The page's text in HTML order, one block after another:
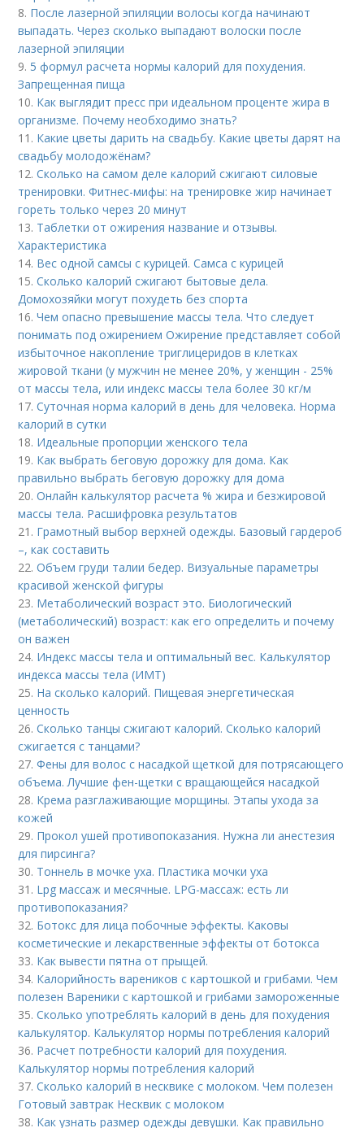
8. После лазерной эпиляции волосы когда начинают
выпадать. Через сколько выпадают волоски после
лазерной эпиляции
9. 5 формул расчета нормы калорий для похудения.
Запрещенная пища
10. Как выглядит пресс при идеальном проценте жира в
организме. Почему необходимо знать?
11. Какие цветы дарить на свадьбу. Какие цветы дарят на
свадьбу молодожёнам?
12.Сколько на самом деле калорий сжигают силовые
тренировки. Фитнес-мифы: на тренировке жир начинает
гореть только через 20 минут
13. Таблетки от ожирения название и отзывы.
Характеристика
14. Вес одной самсы с курицей. Самса с курицей
15.Сколько калорий сжигают бытовые дела.
Домохозяйки могут похудеть без спорта
16.Чем опасно превышение массы тела. Что следует
понимать под ожирением Ожирение представляет собой
избыточное накопление триглицеридов в клетках
жировой ткани (у мужчин не менее 20%, у женщин - 25%
от массы тела, или индекс массы тела более 30 кг/м
17.Суточная норма калорий в день для человека. Норма
калорий в сутки
18. Идеальные пропорции женского тела
19. Как выбрать беговую дорожку для дома. Как
правильно выбрать беговую дорожку для дома
20.Онлайн калькулятор расчета % жира и безжировой
массы тела. Расшифровка результатов
21. Грамотный выбор верхней одежды. Базовый гардероб
–, как составить
22.Объем груди талии бедер. Визуальные параметры
красивой женской фигуры
23. Метаболический возраст это. Биологический
(метаболический) возраст: как его определить и почему
он важен
24. Индекс массы тела и оптимальный вес. Калькулятор
индекса массы тела (ИМТ)
25. На сколько калорий. Пищевая энергетическая
ценность
26.Сколько танцы сжигают калорий. Сколько калорий
сжигается с танцами?
27.Фены для волос с насадкой щеткой для потрясающего
объема. Лучшие фен-щетки с вращающейся насадкой
28. Крема разглаживающие морщины. Этапы ухода за
кожей
29. Прокол ушей противопоказания. Нужна ли анестезия
для пирсинга?
30. Тоннель в мочке уха. Пластика мочки уха
31. Lpg массаж и месячные. LPG-массаж: есть ли
противопоказания?
32. Ботокс для лица побочные эффекты. Каковы
косметические и лекарственные эффекты от ботокса
33. Как вывести пятна от прыщей.
34. Калорийность вареников с картошкой и грибами. Чем
полезен Вареники с картошкой и грибами замороженные
35.Сколько употреблять калорий в день для похудения
калькулятор. Калькулятор нормы потребления калорий
36. Расчет потребности калорий для похудения.
Калькулятор нормы потребления калорий
37.Сколько калорий в несквике с молоком. Чем полезен
Готовый завтрак Несквик с молоком
38. Как узнать размер одежды девушки. Как правильно